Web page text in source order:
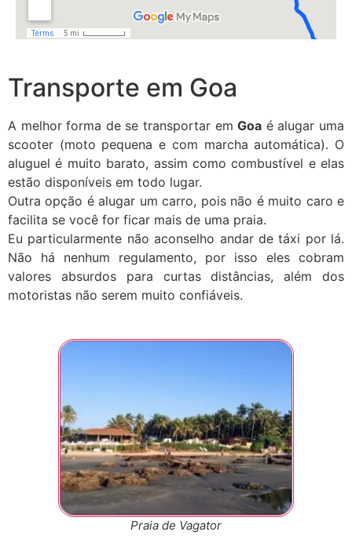
Transporte em Goa
A melhor forma de se transportar emGoa é alugar uma
scooter (moto pequena e com marcha automática). O
aluguel é muito barato, assim como combustível e elas
estão disponíveis em todo lugar.
Outra opção é alugar um carro, pois não é muito caro e
facilita se você for ficar mais de uma praia.
Eu particularmente não aconselho andar de táxi por lá.
Não há nenhum regulamento, por isso eles cobram
valores absurdos para curtas distâncias, além dos
motoristas não serem muito confiáveis.
Praia de Vagator